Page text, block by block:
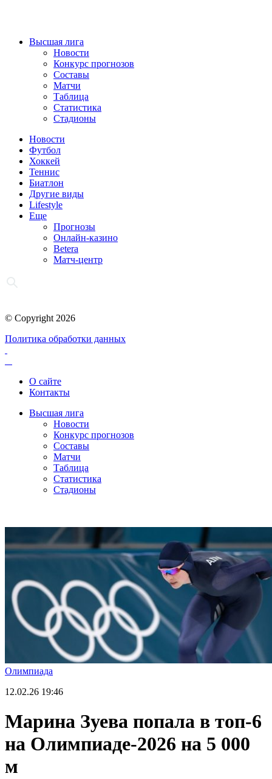
Высшая лига
Новости
Конкурс прогнозов
Составы
Матчи
Таблица
Статистика
Стадионы
Новости
Футбол
Хоккей
Теннис
Биатлон
Другие виды
Lifestyle
Еще
Прогнозы
Онлайн-казино
Betera
Матч-центр
© Copyright 2026
Политика обработки данных
О сайте
Контакты
Высшая лига
Новости
Конкурс прогнозов
Составы
Матчи
Таблица
Статистика
Стадионы
Олимпиада
12.02.26 19:46
Марина Зуева попала в топ-6
на Олимпиаде-2026 на 5 000
м